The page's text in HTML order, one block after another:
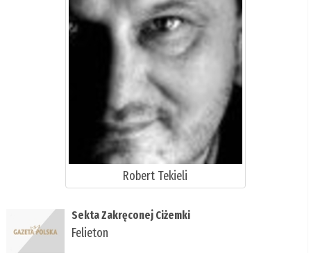
Robert Tekieli
Sekta Zakręconej Ciżemki
Felieton